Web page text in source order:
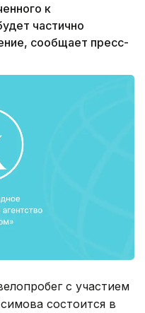
к
частично
сообщает пресс-
с участием
состоится в